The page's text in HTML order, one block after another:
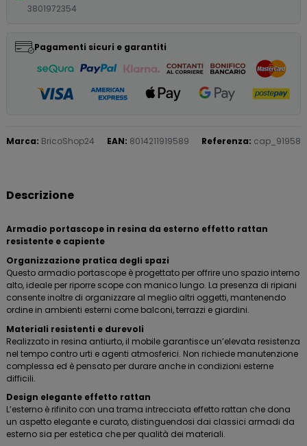
3801972354
Pagamenti sicuri e garantiti
Marca: BricoShop24 EAN: 8014211919589 Referenza: cap_91958
Descrizione
Armadio portascope in resina da esterno effetto rattan
resistente e capiente
Organizzazione pratica degli spazi
Questo armadio portascope è progettato per offrire uno spazio interno
alto, ideale per riporre scope con manico lungo. La presenza di ripiani
consente inoltre di organizzare al meglio altri oggetti, mantenendo
ordine in ambienti esterni come balconi, terrazzi e giardini.
Materiali resistenti e durevoli
Realizzato in resina antiurto, il mobile garantisce un’elevata resistenza
nel tempo contro urti e agenti atmosferici. Non richiede manutenzione
complessa ed è pensato per durare anche in condizioni esterne
difficili.
Design elegante effetto rattan
L’esterno è rifinito con una trama intrecciata effetto rattan che dona
un aspetto elegante e curato, distinguendosi dai classici armadi da
esterno sia per estetica che per qualità dei materiali.